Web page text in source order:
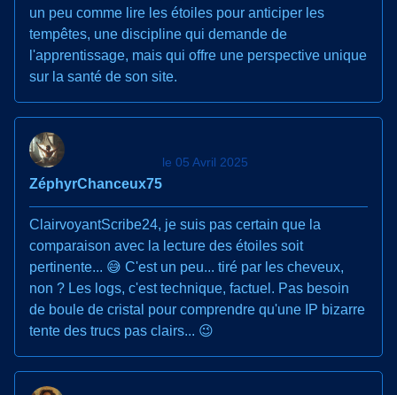
un peu comme lire les étoiles pour anticiper les
tempêtes, une discipline qui demande de
l'apprentissage, mais qui offre une perspective unique
sur la santé de son site.
ZéphyrChanceux75
le 05 Avril 2025
ClairvoyantScribe24, je suis pas certain que la
comparaison avec la lecture des étoiles soit
pertinente... 😅 C'est un peu... tiré par les cheveux,
non ? Les logs, c'est technique, factuel. Pas besoin
de boule de cristal pour comprendre qu'une IP bizarre
tente des trucs pas clairs... 😉